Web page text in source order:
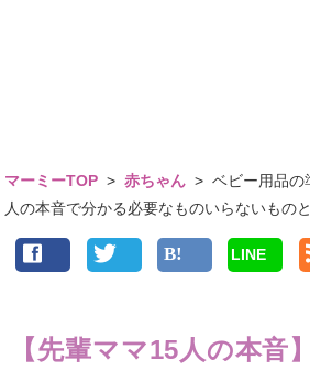
マーミーTOP >赤ちゃん >ベビー用品
人の本音で分かる必要なものいらないもの
LINE
【先輩ママ15人の本音